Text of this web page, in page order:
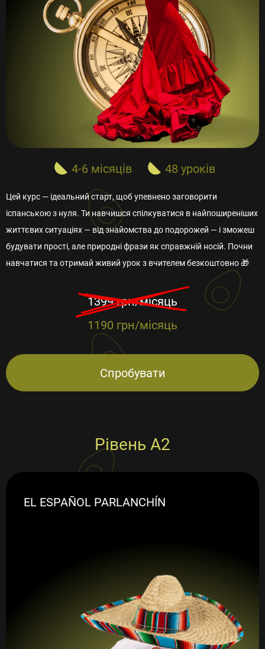
4-6 місяців 48 уроків
Цей курс — ідеальний старт, щоб упевнено заговорити
іспанською з нуля. Ти навчишся спілкуватися в найпоширеніших
життєвих ситуаціях — від знайомства до подорожей — і зможеш
будувати прості, але природні фрази як справжній носій. Почни
навчатися та отримай живий урок з вчителем безкоштовно 🎁
1399 грн/місяць
1190 грн/місяць
Спробувати
Рівень А2
EL ESPAÑOL PARLANCHÍN